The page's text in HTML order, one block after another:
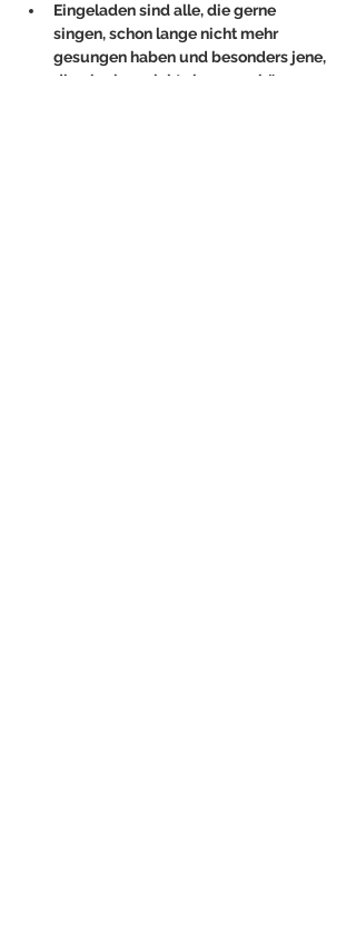
Eingeladen sind alle, die gerne
singen, schon lange nicht mehr
gesungen haben und besonders jene,
die glauben nicht singen zu können